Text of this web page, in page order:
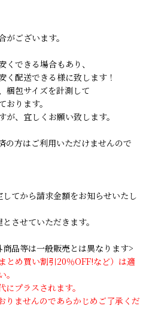
ございます。
できる場合もあり、
く配送できる様に致します！
梱包サイズを計測して
ります。
、宜しくお願い致します。
方はご利用いただけませんので
てから請求金額をお知らせいたし
させていただきます。
品等は一般販売とは異なります>
め買い割引20％OFF!など）は適
プラスされます。
りませんのであらかじめご了承くだ